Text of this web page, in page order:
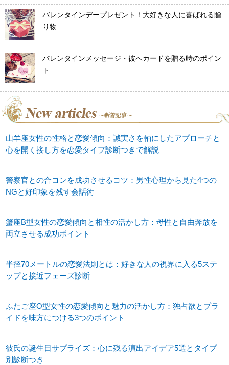
バレンタインデープレゼント！大好きな人に喜ばれる贈
り物
バレンタインメッセージ・彼へカードを贈る時のポイン
ト
山羊座女性の性格と恋愛傾向：誠実さを軸にしたアプローチと
心を開く接し方を恋愛タイプ診断つきで解説
警察官との合コンを成功させるコツ：男性心理から見た4つの
NGと好印象を残す会話術
蟹座B型女性の恋愛傾向と相性の活かし方：母性と自由奔放を
両立させる成功ポイント
半径70メートルの恋愛法則とは：好きな人の視界に入る5ステ
ップと接近フェーズ診断
ふたご座O型女性の恋愛傾向と魅力の活かし方：独占欲とプラ
イドを味方につける3つのポイント
彼氏の誕生日サプライズ：心に残る演出アイデア5選とタイプ
別診断つき